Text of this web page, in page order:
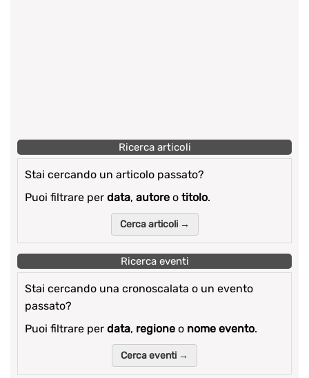
Ricerca articoli
Stai cercando un articolo passato?
Puoi filtrare per data, autore o titolo.
Cerca articoli →
Ricerca eventi
Stai cercando una cronoscalata o un evento
passato?
Puoi filtrare per data, regione o nome evento.
Cerca eventi →